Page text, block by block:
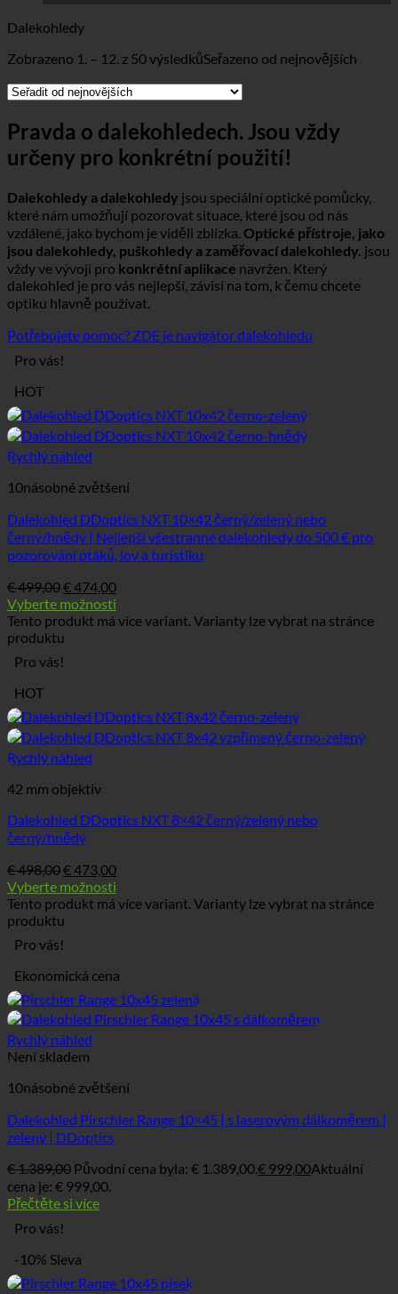
Dalekohledy
Zobrazeno 1. – 12. z 50 výsledkůSeřazeno od nejnovějších
Pravda o dalekohledech. Jsou vždy
určeny pro konkrétní použití!
Dalekohledy a dalekohledy jsou speciální optické pomůcky,
které nám umožňují pozorovat situace, které jsou od nás
vzdálené, jako bychom je viděli zblízka. Optické přístroje, jako
jsou dalekohledy, puškohledy a zaměřovací dalekohledy. jsou
vždy ve vývoji pro konkrétní aplikace navržen. Který
dalekohled je pro vás nejlepší, závisí na tom, k čemu chcete
optiku hlavně používat.
Potřebujete pomoc? ZDE je navigátor dalekohledu
Pro vás!
HOT
Rychlý náhled
10násobné zvětšení
Dalekohled DDoptics NXT 10×42 černý/zelený nebo
černý/hnědý | Nejlepší všestranné dalekohledy do 500 € pro
pozorování ptáků, lov a turistiku
€499,00€474,00
Vyberte možnosti
Tento produkt má více variant. Varianty lze vybrat na stránce
produktu
Pro vás!
HOT
Rychlý náhled
42 mm objektiv
Dalekohled DDoptics NXT 8×42 černý/zelený nebo
černý/hnědý
€498,00€473,00
Vyberte možnosti
Tento produkt má více variant. Varianty lze vybrat na stránce
produktu
Pro vás!
Ekonomická cena
Rychlý náhled
Není skladem
10násobné zvětšení
Dalekohled Pirschler Range 10×45 | s laserovým dálkoměrem |
zelený | DDoptics
€1.389,00 Původní cena byla: € 1.389,00.€ 999,00Aktuální
cena je: € 999,00.
Přečtěte si více
Pro vás!
-10% Sleva